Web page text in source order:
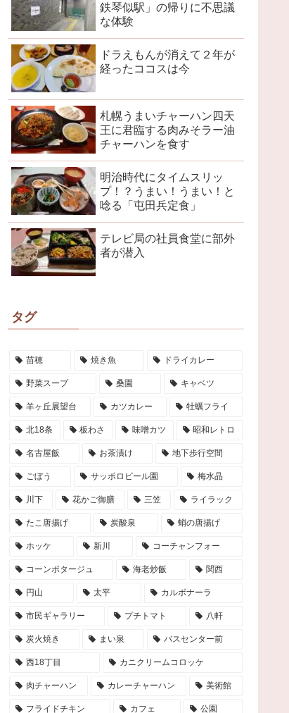
鉄琴似駅」の帰りに不思議
な体験
ドラえもんが消えて２年が
経ったココスは今
札幌うまいチャーハン四天
王に君臨する肉みそラー油
チャーハンを食す
明治時代にタイムスリッ
プ！？うまい！うまい！と
唸る「屯田兵定食」
テレビ局の社員食堂に部外
者が潜入
タグ
苗穂 焼き魚 ドライカレー
野菜スープ 桑園 キャベツ
羊ヶ丘展望台 カツカレー 牡蠣フライ
北18条 板わさ 味噌カツ 昭和レトロ
名古屋飯 お茶漬け 地下歩行空間
ごぼう サッポロビール園 梅水晶
川下 花かご御膳 三笠 ライラック
たこ唐揚げ 炭酸泉 蛸の唐揚げ
ホッケ 新川 コーチャンフォー
コーンポタージュ 海老炒飯 関西
円山 太平 カルボナーラ
市民ギャラリー プチトマト 八軒
炭火焼き まい泉 バスセンター前
西18丁目 カニクリームコロッケ
肉チャーハン カレーチャーハン 美術館
フライドチキン カフェ 公園